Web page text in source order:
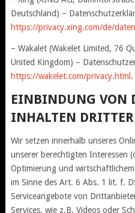
Deutschland) –
https://privacy.xing.com/de/
– Wakalet (Wakelet Limited, 76
United Kingdom) –
https://wakelet.com/privacy.html .
EINBINDUNG VON
INHALTEN DRITTER
Wir setzen innerhalb unseres
unserer berechtigten Interessen
Optimierung und
im Sinne des Art. 6 Abs. 1 lit. f.
Serviceangebote von
Services, wie z.B. Videos oder